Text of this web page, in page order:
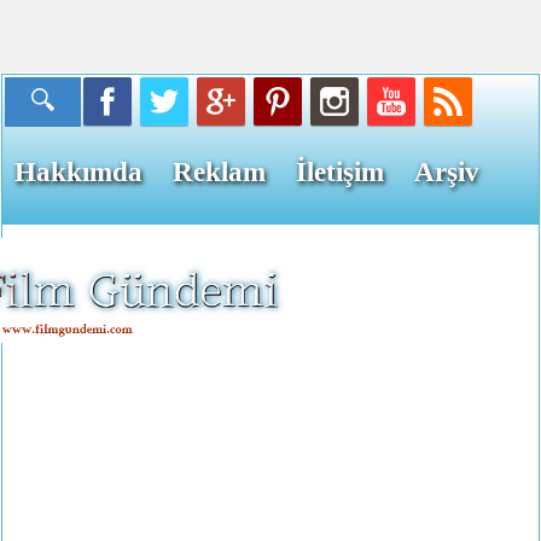
Hakkımda Reklam İletişim Arşiv